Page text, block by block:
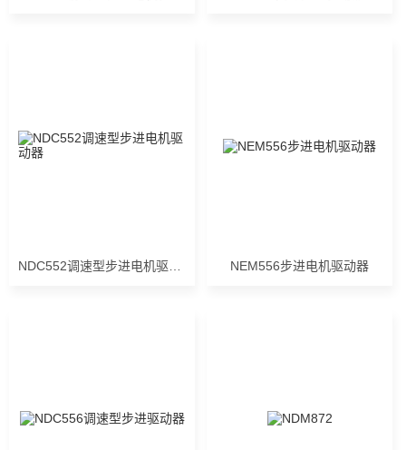
NDC552调速型步进电机驱动器 NEM556步进电机驱动器